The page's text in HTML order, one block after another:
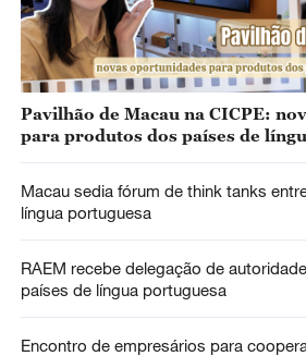
Pavilhão de Macau na CICPE:
para produtos dos países de
Macau sedia fórum de think tanks
língua portuguesa
RAEM recebe delegação de
países de língua portuguesa
Encontro de empresários para